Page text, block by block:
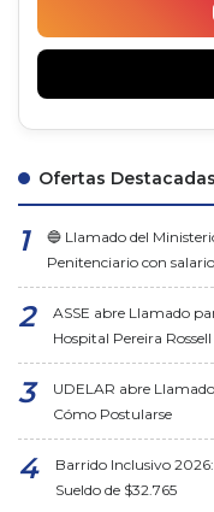
Ofertas Destacadas
🔵 Llamado del
Penitenciario con
ASSE abre Llamado
Hospital Pereira Rossell
UDELAR abre
Cómo Postularse
Barrido Inclusivo
Sueldo de $32.765